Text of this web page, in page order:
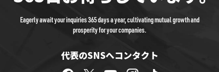
Eagerly await your inquiries 365 days a year, cultivating mutual growth and
prosperity for your companies.
代表のSNSへコンタクト